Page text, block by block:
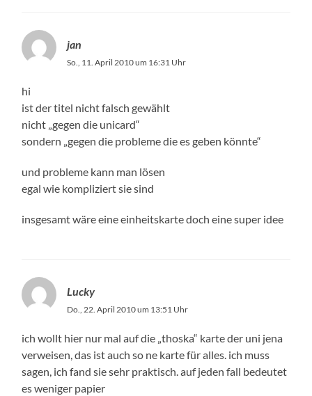
jan
So., 11. April 2010 um 16:31 Uhr
hi
ist der titel nicht falsch gewählt
nicht „gegen die unicard“
sondern „gegen die probleme die es geben könnte“
und probleme kann man lösen
egal wie kompliziert sie sind
insgesamt wäre eine einheitskarte doch eine super idee
Lucky
Do., 22. April 2010 um 13:51 Uhr
ich wollt hier nur mal auf die „thoska“ karte der uni jena
verweisen, das ist auch so ne karte für alles. ich muss
sagen, ich fand sie sehr praktisch. auf jeden fall bedeutet
es weniger papier